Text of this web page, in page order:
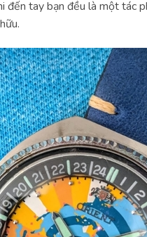
đến tay bạn đều là một tác